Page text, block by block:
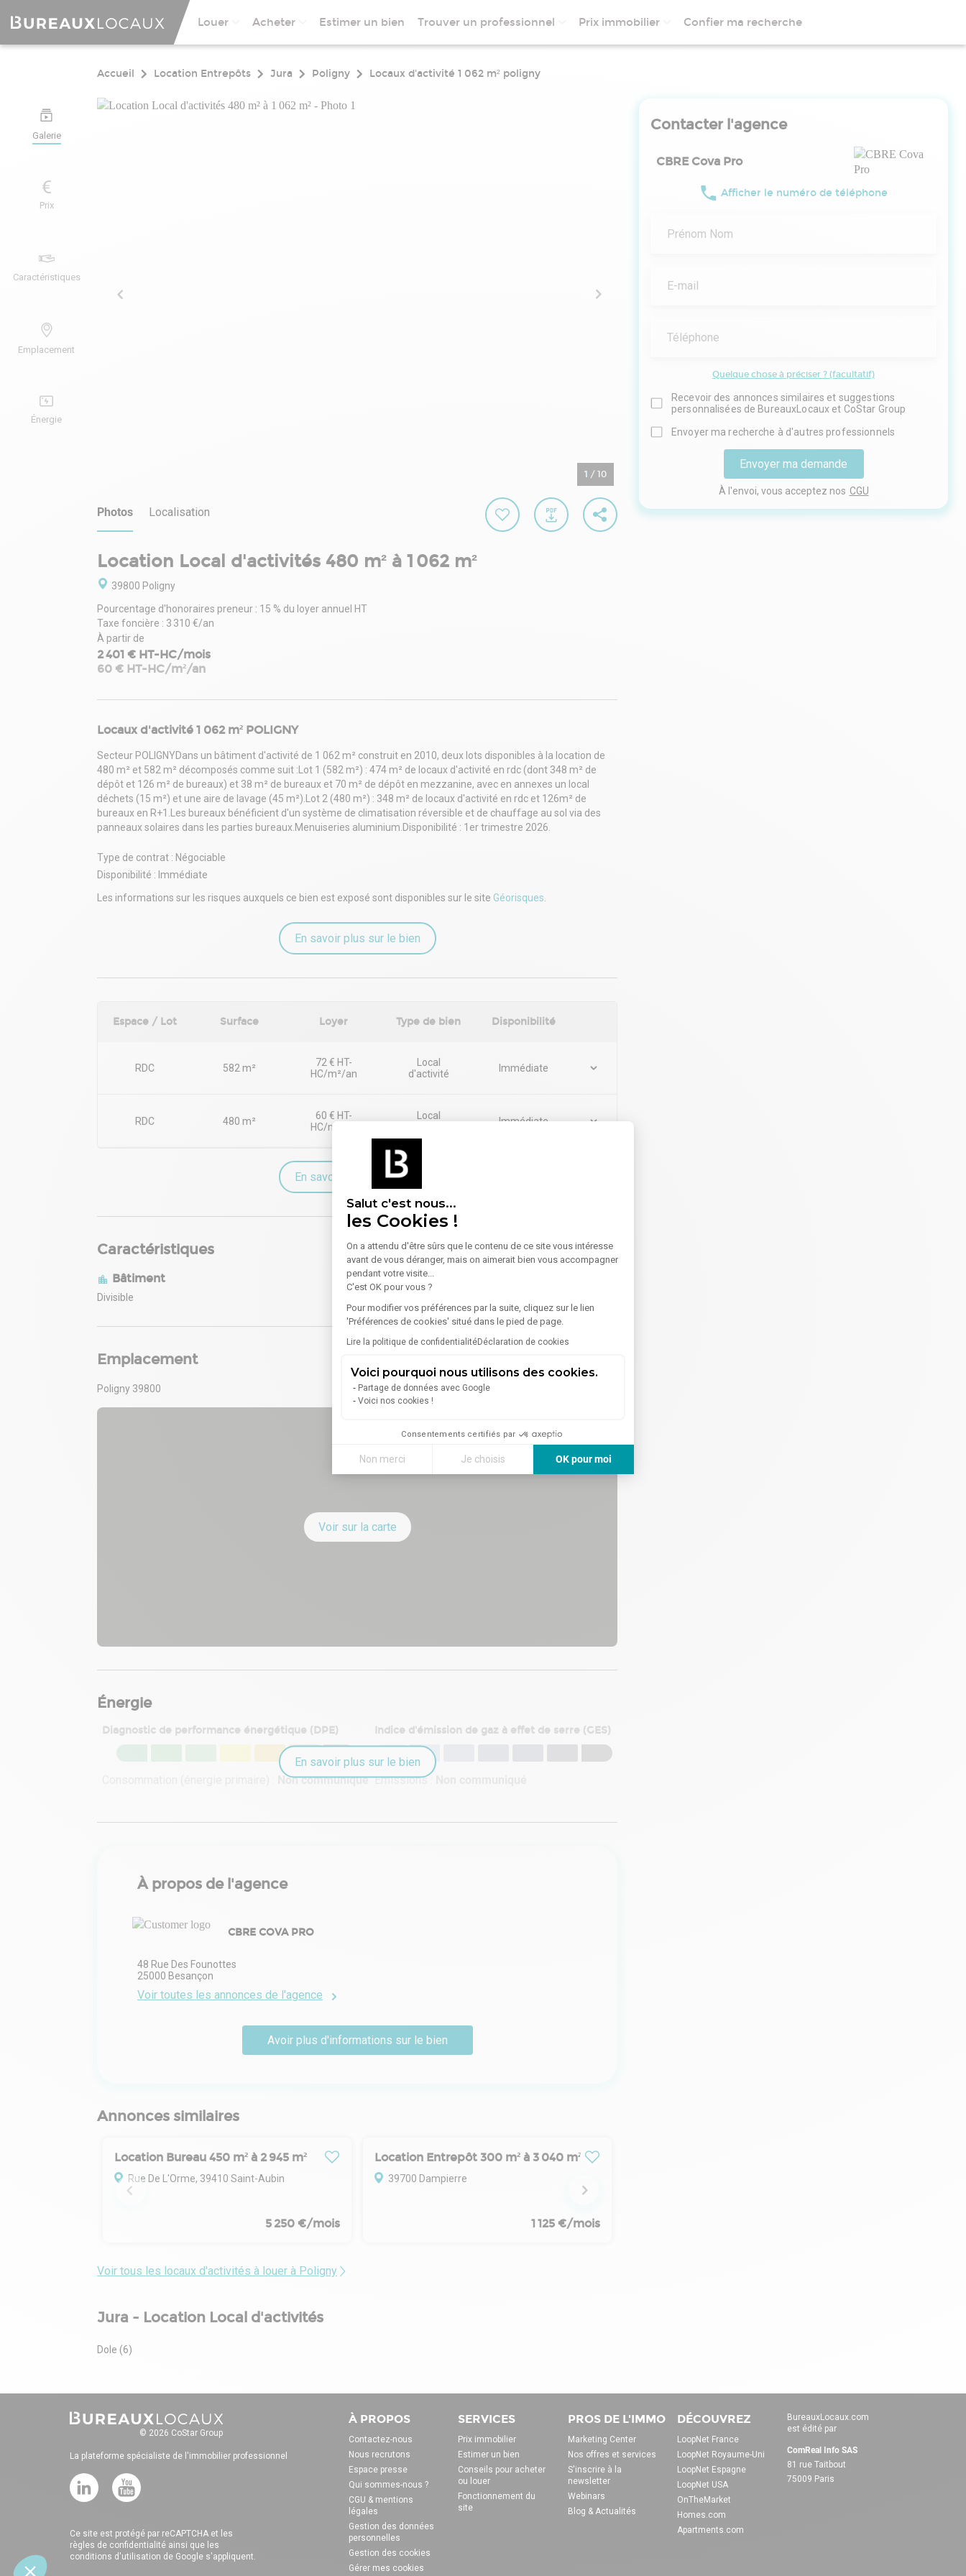
Salut c'est nous...
les Cookies !
On a attendu d'être sûrs que le contenu de ce site vous intéresse
avant de vous déranger, mais on aimerait bien vous accompagner
pendant votre visite...
C'est OK pour vous ?
Pour modifier vos préférences par la suite, cliquez sur le lien
'Préférences de cookies' situé dans le pied de page.
Lire la politique de confidentialitéDéclaration de cookies
Voici pourquoi nous utilisons des cookies.
Partage de données avec Google
Voici nos cookies !
Consentements certifiés par
Non merci Je choisis OK pour moi
Notre plateforme vous permet d'adapter et de gérer vos paramètres de confidentialité, en garantissant la conformité avec
Louer Acheter Estimer un bien Trouver un professionnel Prix immobilier Confier ma recherche
Galerie
Prix
Caractéristiques
Emplacement
Énergie
Accueil Location Entrepôts Jura Poligny Locaux d'activité 1 062 m² poligny
1 / 10
Photos Localisation
Location Local d'activités 480 m² à 1 062 m²
39800 Poligny
Pourcentage d'honoraires preneur : 15 % du loyer annuel HT
Taxe foncière : 3 310 €/an
À partir de
2 401 € HT-HC/mois
60 € HT-HC/m²/an
Locaux d'activité 1 062 m² POLIGNY
Secteur POLIGNYDans un bâtiment d'activité de 1 062 m² construit en 2010, deux lots disponibles à la location de
480 m² et 582 m² décomposés comme suit :Lot 1 (582 m²) : 474 m² de locaux d'activité en rdc (dont 348 m² de
dépôt et 126 m² de bureaux) et 38 m² de bureaux et 70 m² de dépôt en mezzanine, avec en annexes un local
déchets (15 m²) et une aire de lavage (45 m²).Lot 2 (480 m²) : 348 m² de locaux d'activité en rdc et 126m² de
bureaux en R+1.Les bureaux bénéficient d'un système de climatisation réversible et de chauffage au sol via des
panneaux solaires dans les parties bureaux.Menuiseries aluminium.Disponibilité : 1er trimestre 2026.
Type de contrat : Négociable
Disponibilité : Immédiate
Les informations sur les risques auxquels ce bien est exposé sont disponibles sur le site Géorisques.
En savoir plus sur le bien
Espace / Lot Surface Loyer Type de bien Disponibilité
RDC 582 m²
72 € HT-
HC/m²/an
Local
d'activité
Immédiate
RDC 480 m²
60 € HT-
HC/m²/an
Local
Immédiate
Taxe foncière : 3,12 €/m²/an
En savoir plus sur le bien
Caractéristiques
Bâtiment
Divisible
Emplacement
Poligny 39800
Voir sur la carte
Énergie
Diagnostic de performance énergétique (DPE)
Non communiqué
Indice d'émission de gaz à effet de serre (GES)
Émissions :
En savoir plus sur le bien
À propos de l'agence
CBRE COVA PRO
48 Rue Des Founottes
25000 Besançon
Voir toutes les annonces de l'agence
Avoir plus d'informations sur le bien
Annonces similaires
Location Bureau 450 m² à 2 945 m²
Rue De L'Orme, 39410 Saint-Aubin
5 250 €/mois
Location Entrepôt 300 m² à 3 040 m²
39700 Dampierre
1 125 €/mois
Voir tous les locaux d'activités à louer à Poligny
Jura - Location Local d'activités
Dole (6)
Contacter l'agence
CBRE Cova Pro
Afficher le numéro de téléphone
Prénom Nom
E-mail
Téléphone
Quelque chose à préciser ? (facultatif)
Recevoir des annonces similaires et suggestions
personnalisées de BureauxLocaux et CoStar Group
Envoyer ma recherche à d'autres professionnels
Envoyer ma demande
À l'envoi, vous acceptez nos CGU
© 2026 CoStar Group
La plateforme spécialiste de l'immobilier professionnel
Ce site est protégé par reCAPTCHA et les
règles de confidentialité ainsi que les
conditions d'utilisation de Google s'appliquent.
À PROPOS
Contactez-nous
Nous recrutons
Espace presse
Qui sommes-nous ?
CGU & mentions
légales
Gestion des données
personnelles
Gestion des cookies
Gérer mes cookies
SERVICES
Prix immobilier
Estimer un bien
Conseils pour acheter
ou louer
Fonctionnement du
site
PROS DE L'IMMO
Marketing Center
Nos offres et services
S'inscrire à la
newsletter
Webinars
Blog & Actualités
DÉCOUVREZ
LoopNet France
LoopNet Royaume-Uni
LoopNet Espagne
LoopNet USA
OnTheMarket
Homes.com
Apartments.com
BureauxLocaux.com
est édité par
ComReal Info SAS
81 rue Taitbout
75009 Paris